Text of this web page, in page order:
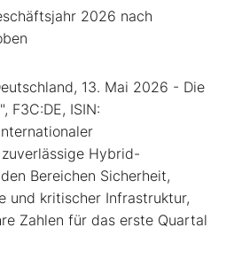
2026 nach
13. Mai 2026 - Die
F3C:DE, ISIN:
Hybrid-
Bereichen Sicherheit,
und kritischer Infrastruktur,
Zahlen für das erste Quartal